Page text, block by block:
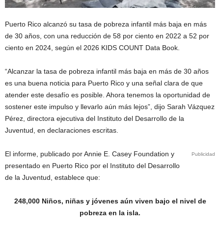
Puerto Rico alcanzó su tasa de pobreza infantil más baja en más
de 30 años, con una reducción de 58 por ciento en 2022 a 52 por
ciento en 2024, según el 2026 KIDS COUNT Data Book.
“Alcanzar la tasa de pobreza infantil más baja en más de 30 años
es una buena noticia para Puerto Rico y una señal clara de que
atender este desafío es posible. Ahora tenemos la oportunidad de
sostener este impulso y llevarlo aún más lejos”, dijo Sarah Vázquez
Pérez, directora ejecutiva del Instituto del Desarrollo de la
Juventud, en declaraciones escritas.
Publicidad
El informe, publicado por Annie E. Casey Foundation y
presentado en Puerto Rico por el Instituto del Desarrollo
de la Juventud, establece que:
248,000 Niños, niñas y jóvenes aún viven bajo el nivel de
pobreza en la isla.